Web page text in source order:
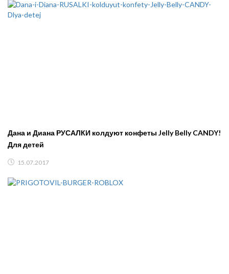
Дана и Диана РУСАЛКИ колдуют конфеты Jelly Belly CANDY!
Для детей
15.07.2017